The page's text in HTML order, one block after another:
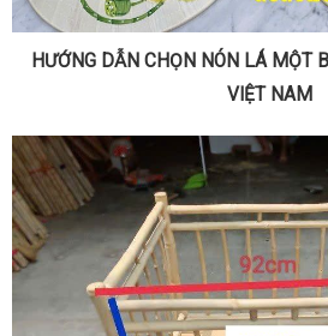
HƯỚNG DẪN CHỌN NÓN LÁ MỘT
VIỆT NAM